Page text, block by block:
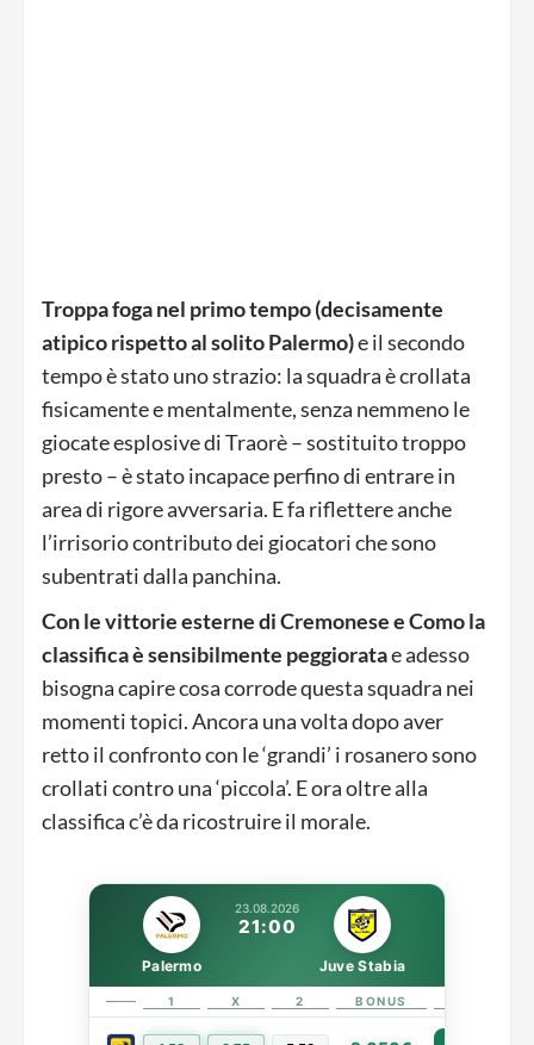
Troppa foga nel primo tempo (decisamente
atipico rispetto al solito Palermo)e il secondo
tempo è stato uno strazio: la squadra è crollata
fisicamente e mentalmente, senza nemmeno le
giocate esplosive di Traorè – sostituito troppo
presto – è stato incapace perfino di entrare in
area di rigore avversaria. E fa riflettere anche
l’irrisorio contributo dei giocatori che sono
subentrati dalla panchina.
Con le vittorie esterne di Cremonese e Como la
classifica è sensibilmente peggioratae adesso
bisogna capire cosa corrode questa squadra nei
momenti topici. Ancora una volta dopo aver
retto il confronto con le ‘grandi’ i rosanero sono
crollati contro una ‘piccola’. E ora oltre alla
classifica c’è da ricostruire il morale.
23.08.2026
21:00
Palermo Juve Stabia
1 X 2 BONUS